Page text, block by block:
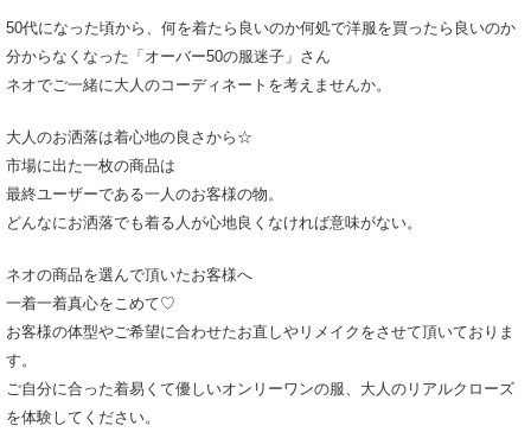
50代になった頃から、何を着たら良いのか何処で洋服を買ったら良いのか
分からなくなった「オーバー50の服迷子」さん
ネオでご一緒に大人のコーディネートを考えませんか。
大人のお洒落は着心地の良さから☆
市場に出た一枚の商品は
最終ユーザーである一人のお客様の物。
どんなにお洒落でも着る人が心地良くなければ意味がない。
ネオの商品を選んで頂いたお客様へ
一着一着真心をこめて♡
お客様の体型やご希望に合わせたお直しやリメイクをさせて頂いておりま
す。
ご自分に合った着易くて優しいオンリーワンの服、大人のリアルクローズ
を体験してください。